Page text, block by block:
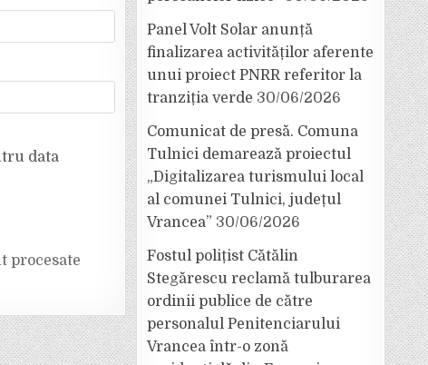
data
procesate
Panel Volt Solar anunță
finalizarea activităților aferente
unui proiect PNRR referitor la
tranziția verde 30/06/2026
Comunicat de presă. Comuna
Tulnici demarează proiectul
„Digitalizarea turismului local
al comunei Tulnici, județul
Vrancea” 30/06/2026
Fostul polițist Cătălin
Stegărescu reclamă tulburarea
ordinii publice de către
personalul Penitenciarului
Vrancea într-o zonă